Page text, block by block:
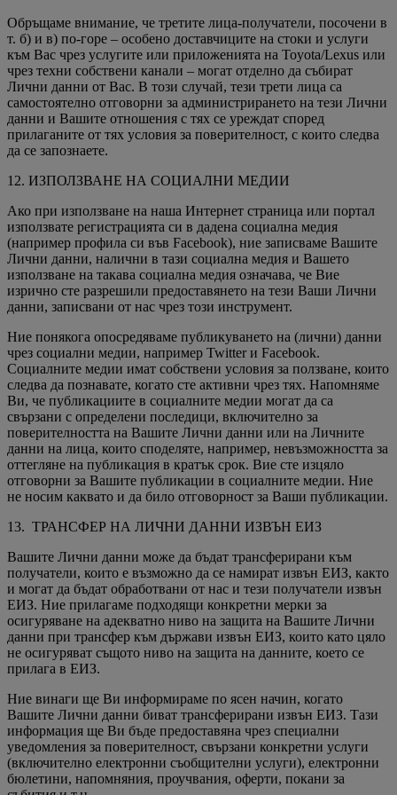
Обръщаме внимание, че третите лица-получатели, посочени в
т. б) и в) по-горе – особено доставчиците на стоки и услуги
към Вас чрез услугите или приложенията на Toyota/Lexus или
чрез техни собствени канали – могат отделно да събират
Лични данни от Вас. В този случай, тези трети лица са
самостоятелно отговорни за администрирането на тези Лични
данни и Вашите отношения с тях се уреждат според
прилаганите от тях условия за поверителност, с които следва
да се запознаете.
12. ИЗПОЛЗВАНЕ НА СОЦИАЛНИ МЕДИИ
Ако при използване на наша Интернет страница или портал
използвате регистрацията си в дадена социална медия
(например профила си във Facebook), ние записваме Вашите
Лични данни, налични в тази социална медия и Вашето
използване на такава социална медия означава, че Вие
изрично сте разрешили предоставянето на тези Ваши Лични
данни, записвани от нас чрез този инструмент.
Ние понякога опосредяваме публикуването на (лични) данни
чрез социални медии, например Twitter и Facebook.
Социалните медии имат собствени условия за ползване, които
следва да познавате, когато сте активни чрез тях. Напомняме
Ви, че публикациите в социалните медии могат да са
свързани с определени последици, включително за
поверителността на Вашите Лични данни или на Личните
данни на лица, които споделяте, например, невъзможността за
оттегляне на публикация в кратък срок. Вие сте изцяло
отговорни за Вашите публикации в социалните медии. Ние
не носим каквато и да било отговорност за Ваши публикации.
13. ТРАНСФЕР НА ЛИЧНИ ДАННИ ИЗВЪН ЕИЗ
Вашите Лични данни може да бъдат трансферирани към
получатели, които е възможно да се намират извън ЕИЗ, както
и могат да бъдат обработвани от нас и тези получатели извън
ЕИЗ. Ние прилагаме подходящи конкретни мерки за
осигуряване на адекватно ниво на защита на Вашите Лични
данни при трансфер към държави извън ЕИЗ, които като цяло
не осигуряват същото ниво на защита на данните, което се
прилага в ЕИЗ.
Ние винаги ще Ви информираме по ясен начин, когато
Вашите Лични данни биват трансферирани извън ЕИЗ. Тази
информация ще Ви бъде предоставяна чрез специални
уведомления за поверителност, свързани конкретни услуги
(включително електронни съобщителни услуги), електронни
бюлетини, напомняния, проучвания, оферти, покани за